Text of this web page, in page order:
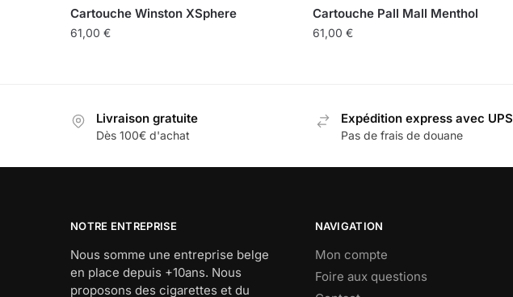
Cartouche Winston XSphere
61,00€
Cartouche Pall Mall Menthol
61,00 €
Livraison gratuite
Dès 100€ d'achat
Expédition express avec UPS
Pas de frais de douane
NOTRE ENTREPRISE
Nous somme une entreprise belge
en place depuis +10ans. Nous
proposons des cigarettes et du
NAVIGATION
Mon compte
Foire aux questions